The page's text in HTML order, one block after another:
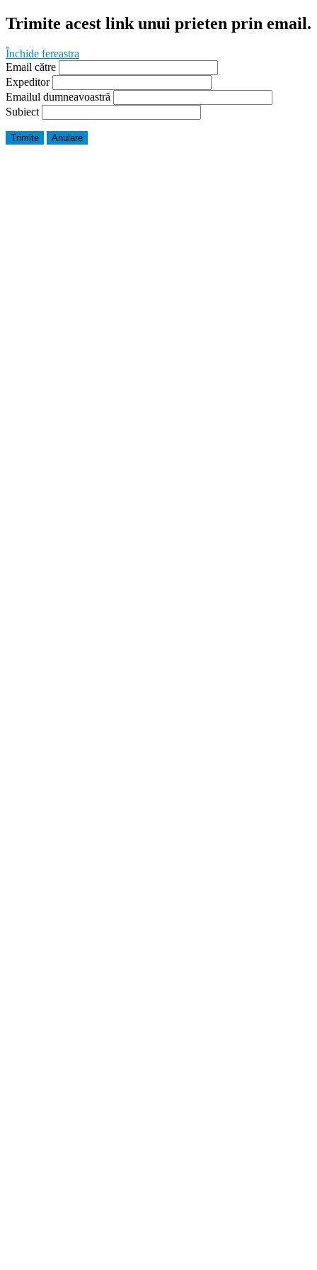
Trimite acest link unui prieten prin email.
Închide fereastra
Email către
Expeditor
Emailul dumneavoastră
Subiect
Trimite Anulare